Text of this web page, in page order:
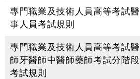
專門職業及技術人員高等考試醫
事人員考試規則
專門職業及技術人員高等考試醫
師牙醫師中醫師藥師考試分階段
考試規則